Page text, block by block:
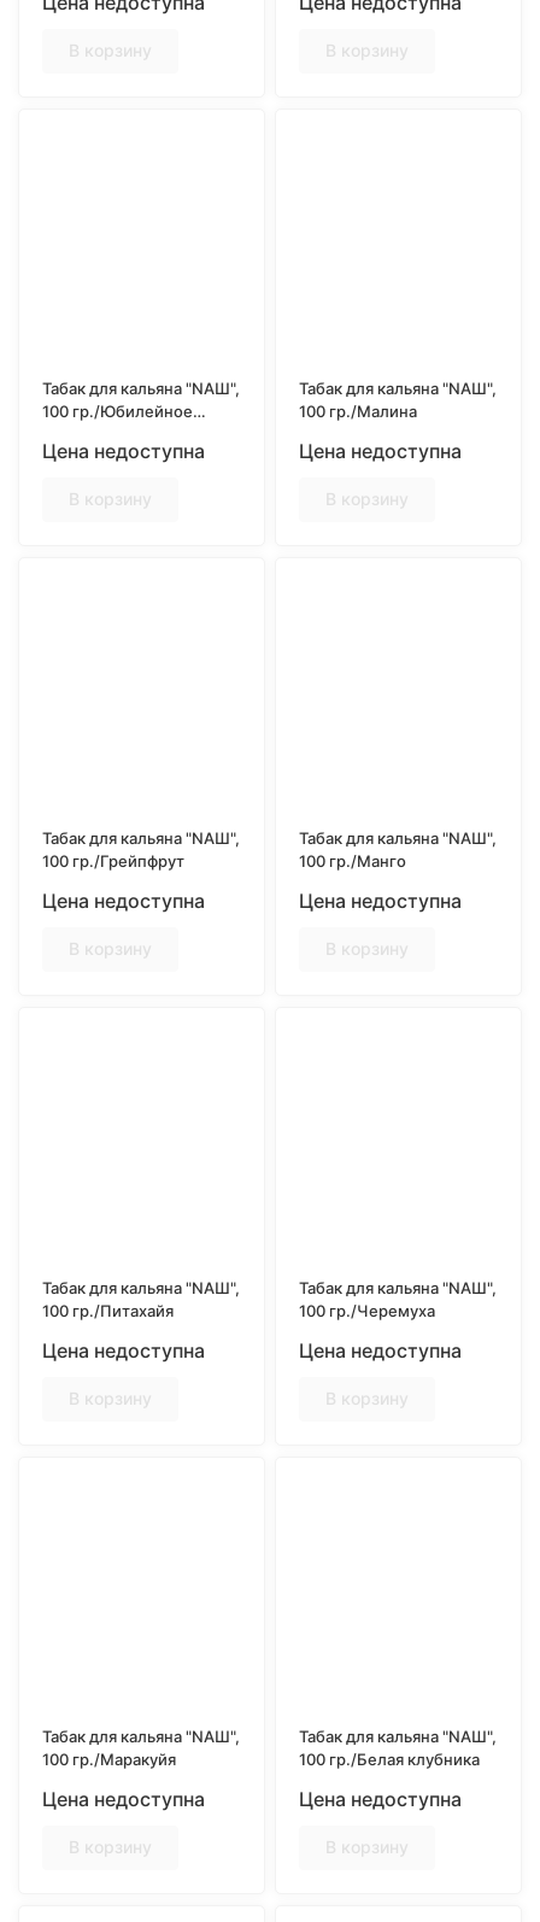
В корзину В корзину
Табак для кальяна "NAШ",
100 гр./Юбилейное
Цена недоступна
В корзину
Табак для кальяна "NAШ",
100 гр./Малина
Цена недоступна
В корзину
Табак для кальяна "NAШ",
100 гр./Грейпфрут
Цена недоступна
В корзину
Табак для кальяна "NAШ",
100 гр./Манго
Цена недоступна
В корзину
Табак для кальяна "NAШ",
100 гр./Питахайя
Цена недоступна
В корзину
Табак для кальяна "NAШ",
100 гр./Черемуха
Цена недоступна
В корзину
Табак для кальяна "NAШ",
100 гр./Маракуйя
Цена недоступна
В корзину
Табак для кальяна "NAШ",
100 гр./Белая клубника
Цена недоступна
В корзину